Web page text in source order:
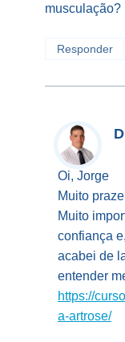
musculação?
Responder
Oi, Jorge
Muito
Muito
confiança
acabei de
entender
https://
a-artrose/